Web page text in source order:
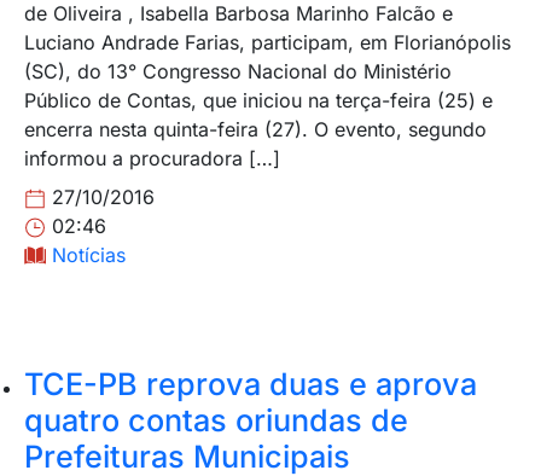
de Oliveira , Isabella Barbosa Marinho Falcão e
Luciano Andrade Farias, participam, em Florianópolis
(SC), do 13° Congresso Nacional do Ministério
Público de Contas, que iniciou na terça-feira (25) e
encerra nesta quinta-feira (27). O evento, segundo
informou a procuradora […]
27/10/2016
02:46
Notícias
TCE-PB reprova duas e aprova
quatro contas oriundas de
Prefeituras Municipais